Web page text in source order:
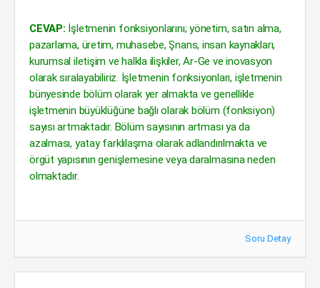
CEVAP: İşletmenin fonksiyonlarını; yönetim, satın alma,
pazarlama, üretim, muhasebe, Şnans, insan kaynakları,
kurumsal iletişim ve halkla ilişkiler, Ar-Ge ve inovasyon
olarak sıralayabiliriz. İşletmenin fonksiyonları, işletmenin
bünyesinde bölüm olarak yer almakta ve genellikle
işletmenin büyüklüğüne bağlı olarak bölüm (fonksiyon)
sayısı artmaktadır. Bölüm sayısının artması ya da
azalması, yatay farklılaşma olarak adlandırılmakta ve
örgüt yapısının genişlemesine veya daralmasına neden
olmaktadır.
Soru Detay